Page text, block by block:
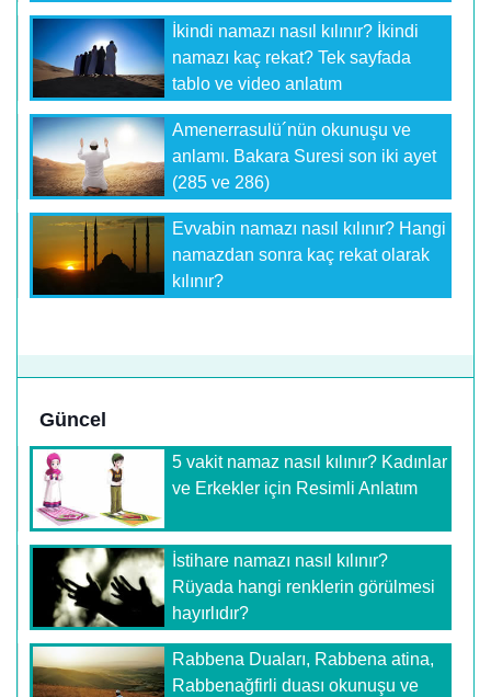
İkindi namazı nasıl kılınır? İkindi
namazı kaç rekat? Tek sayfada
tablo ve video anlatım
Amenerrasulü´nün okunuşu ve
anlamı. Bakara Suresi son iki ayet
(285 ve 286)
Evvabin namazı nasıl kılınır? Hangi
namazdan sonra kaç rekat olarak
kılınır?
Güncel
5 vakit namaz nasıl kılınır? Kadınlar
ve Erkekler için Resimli Anlatım
İstihare namazı nasıl kılınır?
Rüyada hangi renklerin görülmesi
hayırlıdır?
Rabbena Duaları, Rabbena atina,
Rabbenağfirli duası okunuşu ve